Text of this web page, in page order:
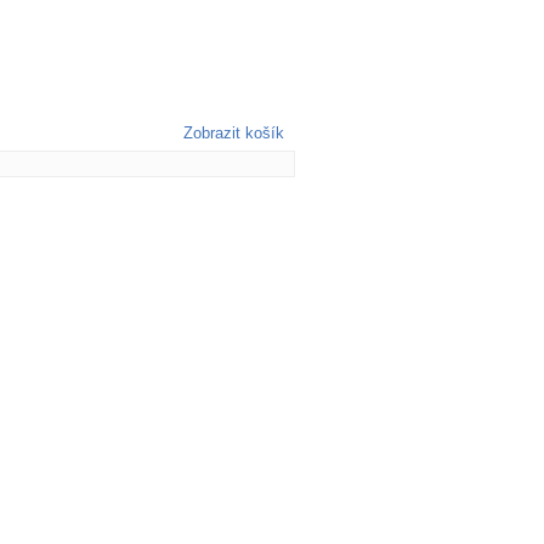
Zobrazit košík